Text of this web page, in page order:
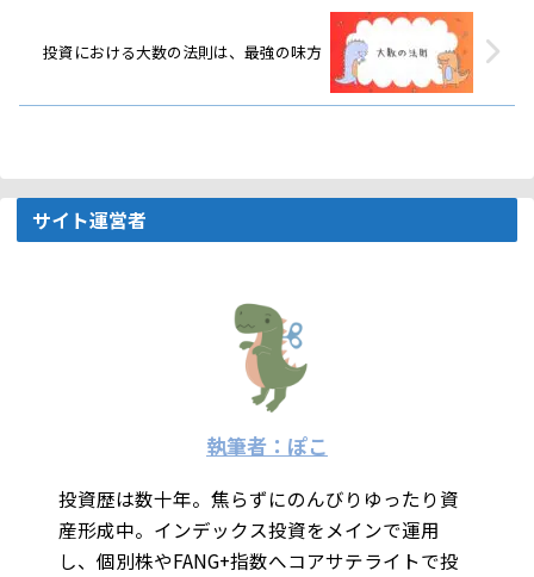
投資における大数の法則は、最強の味方
サイト運営者
執筆者：ぽこ
投資歴は数十年。焦らずにのんびりゆったり資
産形成中。インデックス投資をメインで運用
し、個別株やFANG+指数へコアサテライトで投